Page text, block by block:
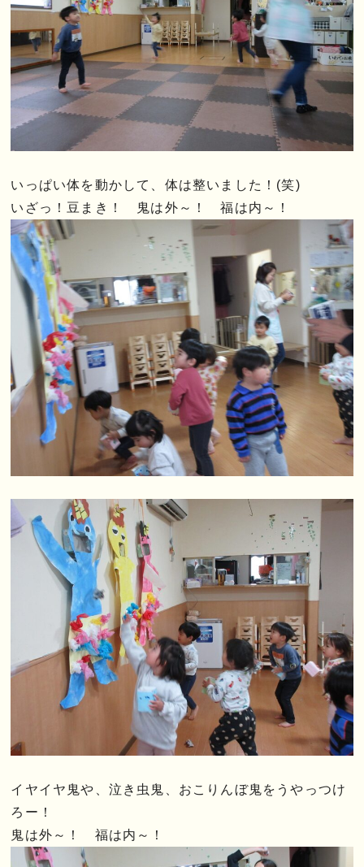
いっぱい体を動かして、体は整いました！(笑)
いざっ！豆まき！ 鬼は外～！ 福は内～！
イヤイヤ鬼や、泣き虫鬼、おこりんぼ鬼をうやっつけ
ろー！
鬼は外～！ 福は内～！